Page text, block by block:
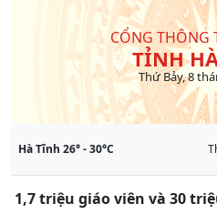
CỔNG THÔNG
TỈNH
Thứ Bảy, 8
Hà Tĩnh 26° -30°C
1,7 triệu giáo viên và 30